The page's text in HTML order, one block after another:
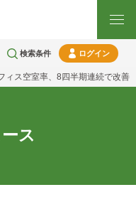
検索条件 ログイン
ィス空室率、8四半期連続で改善
ス